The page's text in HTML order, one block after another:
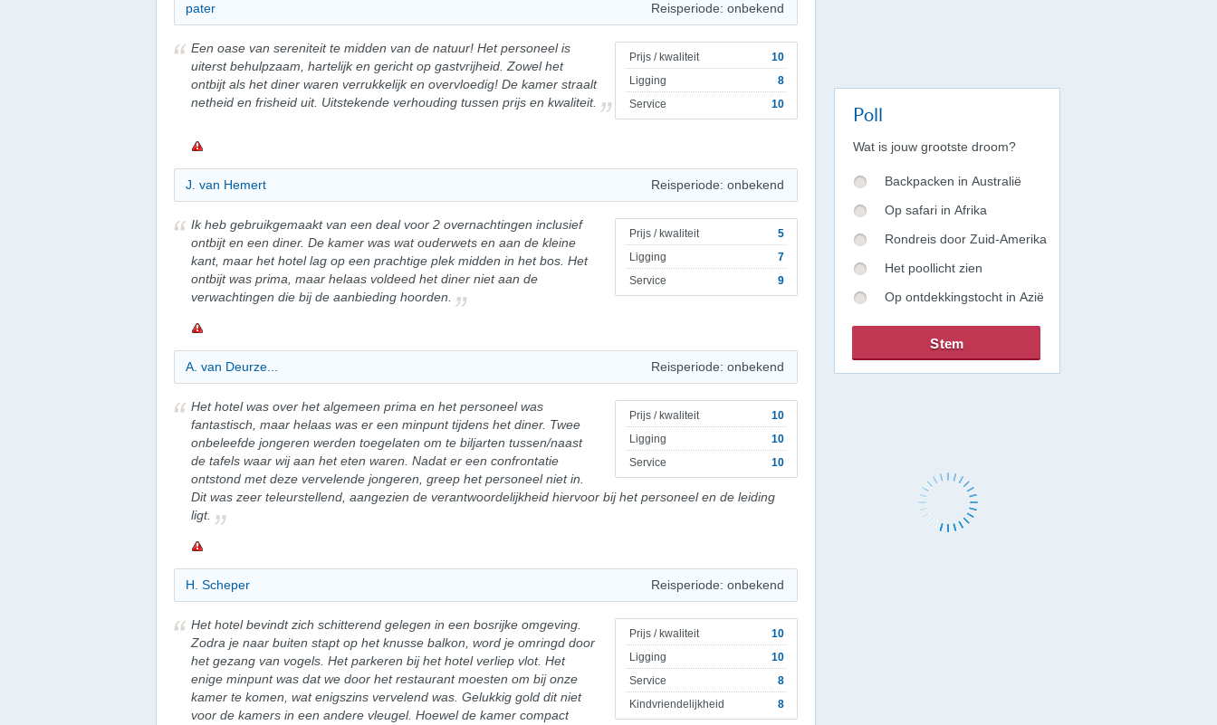
pater Reisperiode: onbekend
Prijs / kwaliteit
10
Ligging
8
Service
10
Een oase van sereniteit te midden van de natuur! Het personeel is
uiterst behulpzaam, hartelijk en gericht op gastvrijheid. Zowel het
ontbijt als het diner waren verrukkelijk en overvloedig! De kamer straalt
netheid en frisheid uit. Uitstekende verhouding tussen prijs en kwaliteit.
J. van Hemert Reisperiode: onbekend
Prijs / kwaliteit
5
Ligging
7
Service
9
Ik heb gebruikgemaakt van een deal voor 2 overnachtingen inclusief
ontbijt en een diner. De kamer was wat ouderwets en aan de kleine
kant, maar het hotel lag op een prachtige plek midden in het bos. Het
ontbijt was prima, maar helaas voldeed het diner niet aan de
verwachtingen die bij de aanbieding hoorden.
A. van Deurze... Reisperiode: onbekend
Prijs / kwaliteit
10
Ligging
10
Service
10
Het hotel was over het algemeen prima en het personeel was
fantastisch, maar helaas was er een minpunt tijdens het diner. Twee
onbeleefde jongeren werden toegelaten om te biljarten tussen/naast
de tafels waar wij aan het eten waren. Nadat er een confrontatie
ontstond met deze vervelende jongeren, greep het personeel niet in.
Dit was zeer teleurstellend, aangezien de verantwoordelijkheid hiervoor bij het personeel en de leiding
ligt.
H. Scheper Reisperiode: onbekend
Prijs / kwaliteit
10
Ligging
10
Service
8
Kindvriendelijkheid
8
Het hotel bevindt zich schitterend gelegen in een bosrijke omgeving.
Zodra je naar buiten stapt op het knusse balkon, word je omringd door
het gezang van vogels. Het parkeren bij het hotel verliep vlot. Het
enige minpunt was dat we door het restaurant moesten om bij onze
kamer te komen, wat enigszins vervelend was. Gelukkig gold dit niet
voor de kamers in een andere vleugel. Hoewel de kamer compact
Poll
Wat is jouw grootste droom?
Backpacken in Australië
Op safari in Afrika
Rondreis door Zuid-Amerika
Het poollicht zien
Op ontdekkingstocht in Azië